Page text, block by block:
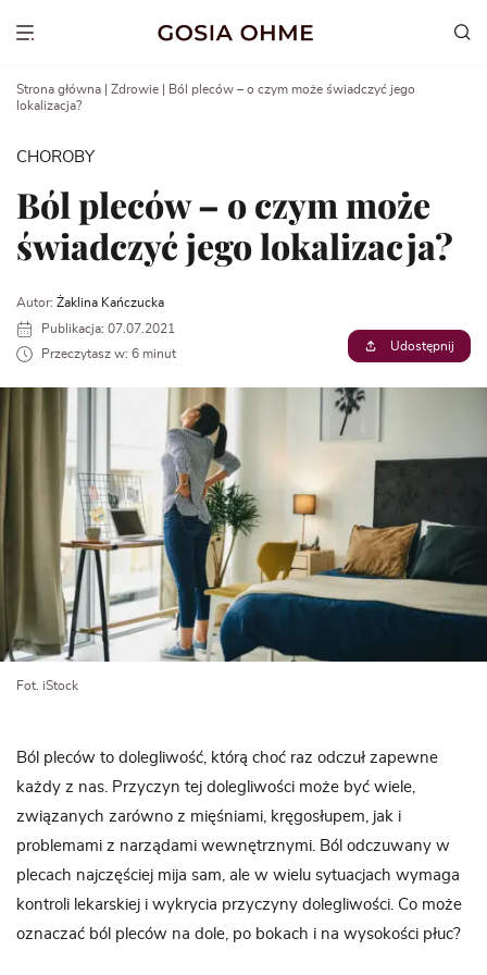
Show menu
Strona główna Zdrowie
Ból pleców – o czym może świadczyć jego
lokalizacja?
CHOROBY
Ból pleców – o czym może
świadczyć jego lokalizacja?
Autor: Żaklina Kańczucka
Publikacja: 07.07.2021
Przeczytasz w: 6 minut
Udostępnij
Fot. iStock
Ból pleców to dolegliwość, którą choć raz odczuł zapewne
każdy z nas. Przyczyn tej dolegliwości może być wiele,
związanych zarówno z mięśniami, kręgosłupem, jak i
problemami z narządami wewnętrznymi. Ból odczuwany w
plecach najczęściej mija sam, ale w wielu sytuacjach wymaga
kontroli lekarskiej i wykrycia przyczyny dolegliwości. Co może
oznaczać ból pleców na dole, po bokach i na wysokości płuc?